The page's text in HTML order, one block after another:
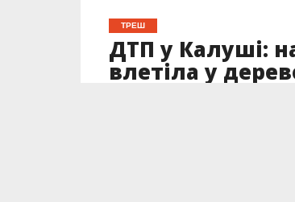
ТРЕШ
ДТП у Калуші:
влетіла у